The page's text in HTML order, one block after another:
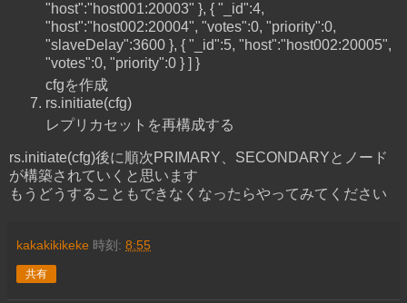
"host":"host001:20003" }, { "_id":4,
"host":"host002:20004", "votes":0, "priority":0,
"slaveDelay":3600 }, { "_id":5, "host":"host002:20005",
"votes":0, "priority":0 } ] }
cfgを作成
rs.initiate(cfg)
レプリカセットを再構成する
rs.initiate(cfg)後に順次PRIMARY、SECONDARYとノード
が構築されていくと思います
もうどうすることもできなくなったらやってみてください
kakakikikeke 時刻: 8:55
共有